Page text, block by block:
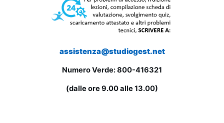
assistenza@studiogest.net
Numero Verde: 800-416321
(dalle ore 9.00 alle 13.00)